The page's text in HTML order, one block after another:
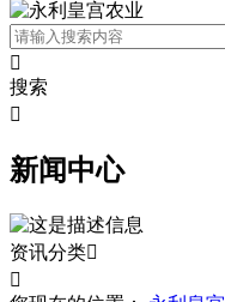

搜索

新闻中心
资讯分类
